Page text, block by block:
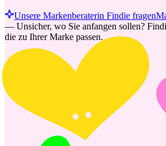
Unsere Markenberaterin Findie fragen
— Unsicher, wo Sie anfangen sollen?
die zu Ihrer Marke passen.